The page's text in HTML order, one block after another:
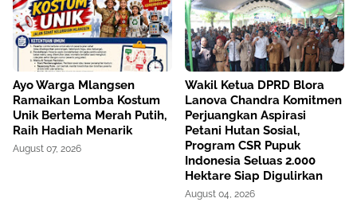
Ayo Warga Mlangsen
Ramaikan Lomba Kostum
Unik Bertema Merah Putih,
Raih Hadiah Menarik
August 07, 2026
Wakil Ketua DPRD Blora
Lanova Chandra Komitmen
Perjuangkan Aspirasi
Petani Hutan Sosial,
Program CSR Pupuk
Indonesia Seluas 2.000
Hektare Siap Digulirkan
August 04, 2026